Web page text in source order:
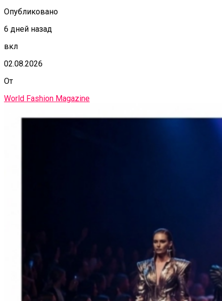
Опубликовано
6 дней назад
вкл
02.08.2026
От
World Fashion Magazine